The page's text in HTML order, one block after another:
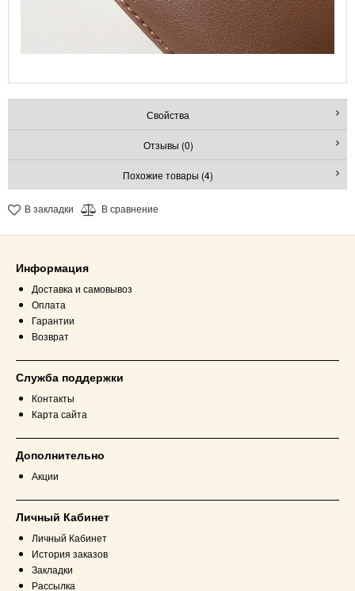
Свойства
Отзывы (0)
Похожие товары (4)
В закладки В сравнение
Информация
Доставка и самовывоз
Оплата
Гарантии
Возврат
Служба поддержки
Контакты
Карта сайта
Дополнительно
Акции
Личный Кабинет
Личный Кабинет
История заказов
Закладки
Рассылка